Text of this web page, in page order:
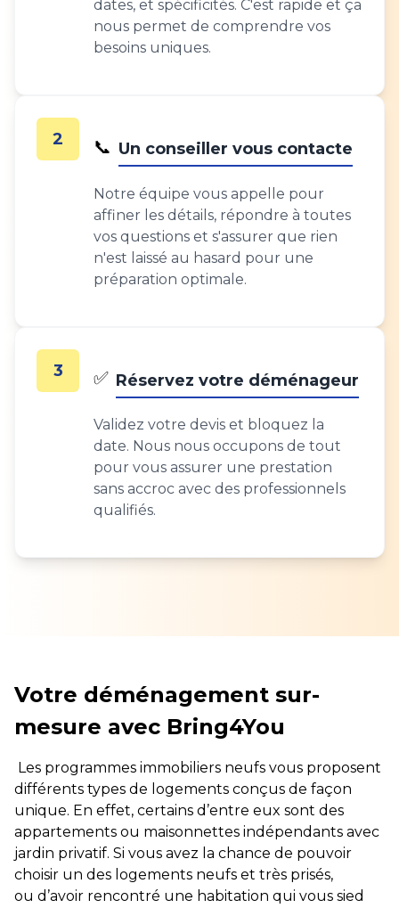
dates, et spécificités. C'est rapide et ça
nous permet de comprendre vos
besoins uniques.
2 📞 Un conseiller vous contacte
Notre équipe vous appelle pour
affiner les détails, répondre à toutes
vos questions et s'assurer que rien
n'est laissé au hasard pour une
préparation optimale.
3 ✅ Réservez votre déménageur
Validez votre devis et bloquez la
date. Nous nous occupons de tout
pour vous assurer une prestation
sans accroc avec des professionnels
qualifiés.
Votre déménagement sur-
mesure avec Bring4You
Les programmes immobiliers neufs vous proposent
différents types de logements conçus de façon
unique. En effet, certains d’entre eux sont des
appartements ou maisonnettes indépendants avec
jardin privatif. Si vous avez la chance de pouvoir
choisir un des logements neufs et très prisés,
ou d’avoir rencontré une habitation qui vous sied